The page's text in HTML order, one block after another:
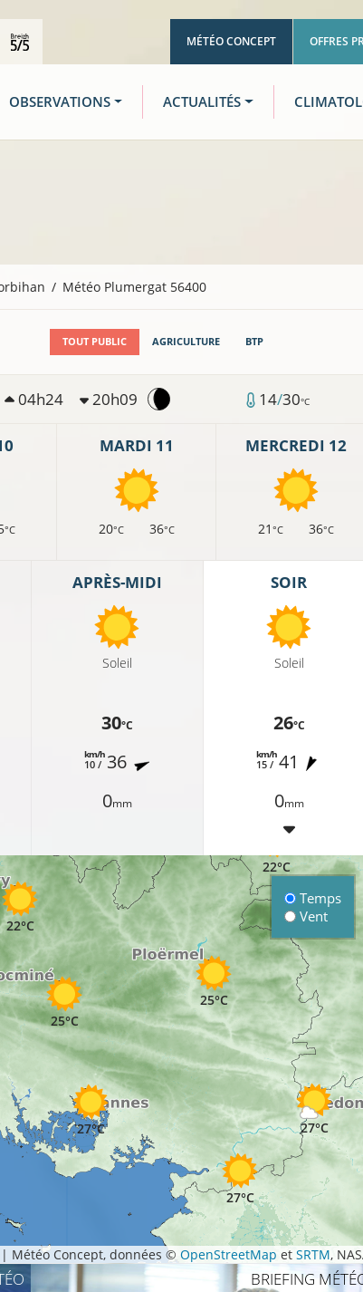
MÉTÉO CONCEPT OFFRES
OBSERVATIONS ACTUALITÉS
Météo Plumergat 56400
TOUT PUBLIC AGRICULTURE BTP
04h24 20h09 14/30°C
°C
MARDI 11
20°C 36°C
MERCREDI 12
21 °C 36°C
APRÈS-MIDI
Soleil
30°C
10 /
km/h 36
0mm
SOIR
Soleil
26°C
15 /
km/h41
0mm
25°C
25°C
22°C
27°C
27°C 27°C
22°C
Temps
Vent
| Météo Concept, données © OpenStreetMap et SRTM,
BRIEFING